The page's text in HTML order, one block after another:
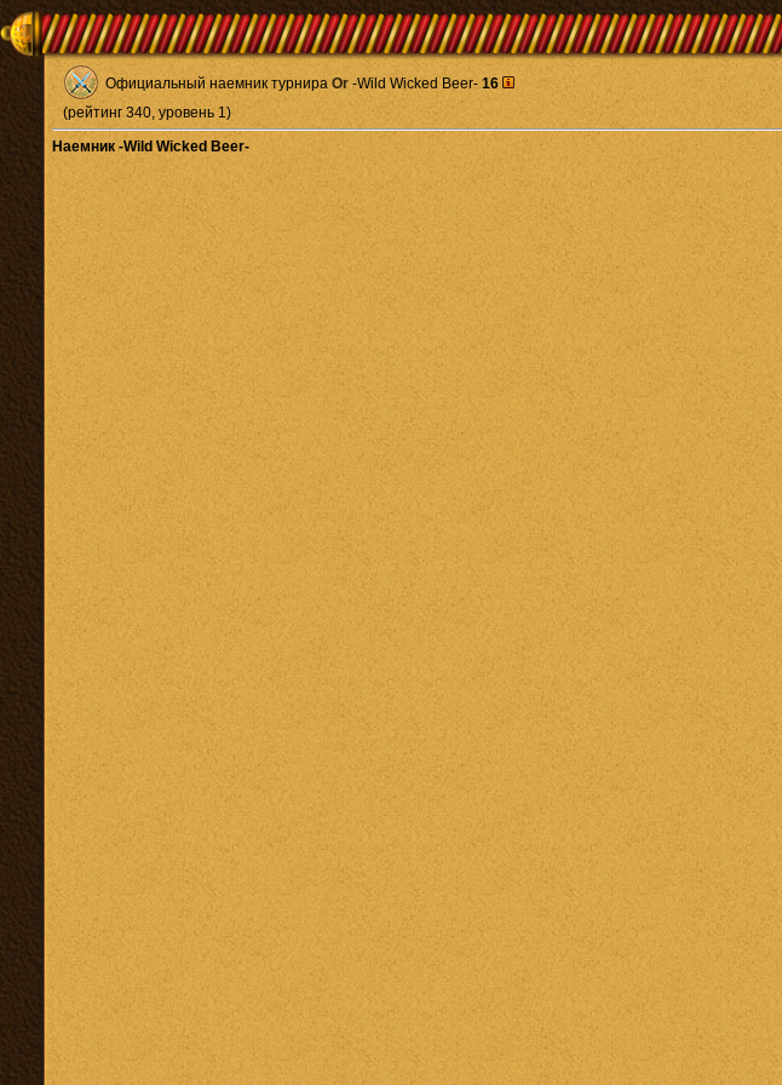
Официальный наемник турнира Or -Wild Wicked Beer- 16
(рейтинг 340, уровень 1)
Наемник -Wild Wicked Beer-